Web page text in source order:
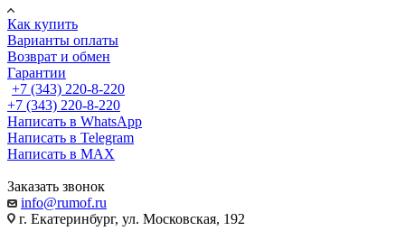
Как купить
Варианты оплаты
Возврат и обмен
Гарантии
+7 (343) 220-8-220
+7 (343) 220-8-220
Написать в WhatsApp
Написать в Telegram
Написать в MAX
Заказать звонок
info@rumof.ru
г. Екатеринбург, ул. Московская, 192